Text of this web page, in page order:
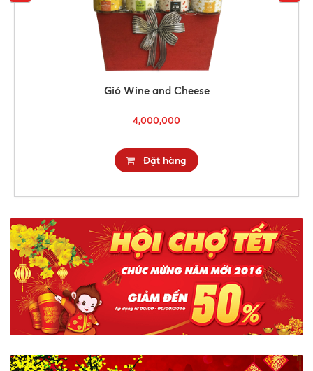
Giỏ Wine and Cheese
4,000,000
Đặt hàng